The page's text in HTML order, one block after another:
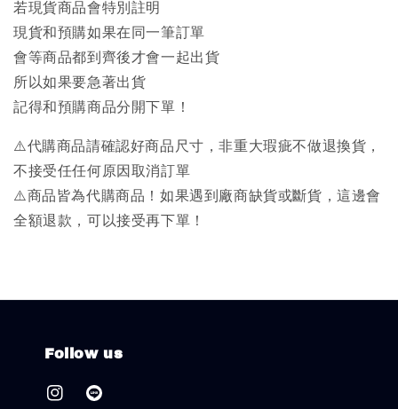
若現貨商品會特別註明
現貨和預購如果在同一筆訂單
會等商品都到齊後才會一起出貨
所以如果要急著出貨
記得和預購商品分開下單！
⚠️代購商品請確認好商品尺寸，非重大瑕疵不做退換貨，
不接受任任何原因取消訂單
⚠️商品皆為代購商品！如果遇到廠商缺貨或斷貨，這邊會
全額退款，可以接受再下單！
Follow us